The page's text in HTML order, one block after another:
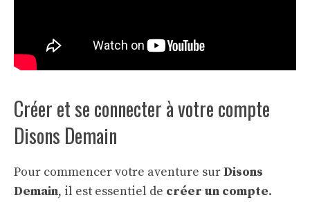
Créer et se connecter à votre compte
Disons Demain
Pour commencer votre aventure surDisons
Demain, il est essentiel de créer un compte.